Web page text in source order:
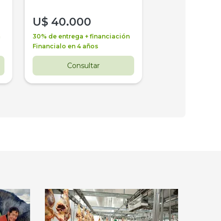
U$ 40.000
30% de entrega + financiación
Financialo en 4 años
Consultar